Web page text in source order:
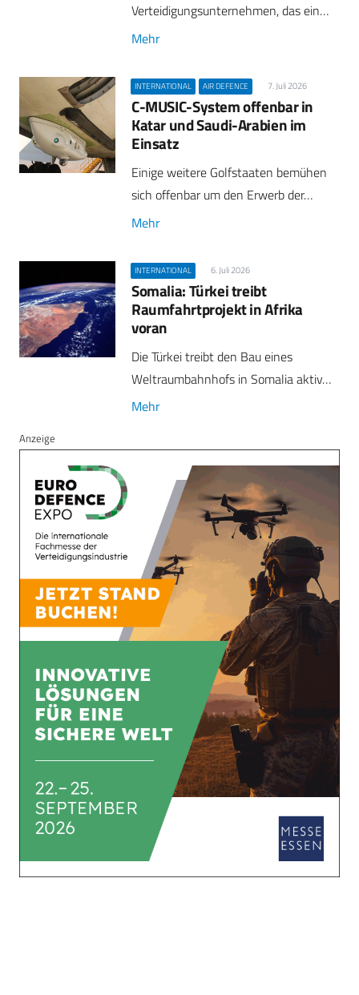
Verteidigungsunternehmen, das ein…
Mehr
INTERNATIONAL AIR DEFENCE 7. Juli 2026
C-MUSIC-System offenbar in
Katar und Saudi-Arabien im
Einsatz
Einige weitere Golfstaaten bemühen
sich offenbar um den Erwerb der…
Mehr
INTERNATIONAL 6. Juli 2026
Somalia: Türkei treibt
Raumfahrtprojekt in Afrika
voran
Die Türkei treibt den Bau eines
Weltraumbahnhofs in Somalia aktiv…
Mehr
Anzeige